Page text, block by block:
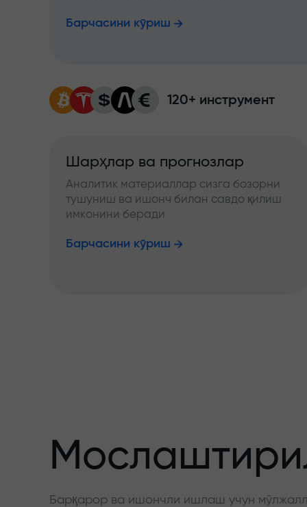
Барчасини кўриш
120+ инструмент
Шарҳлар ва прогнозлар
Аналитик материаллар сизга бозорни
тушуниш ва ишонч билан савдо қилиш
имконини беради
Барчасини кўриш
Барқарор ва ишончли ишлаш учун